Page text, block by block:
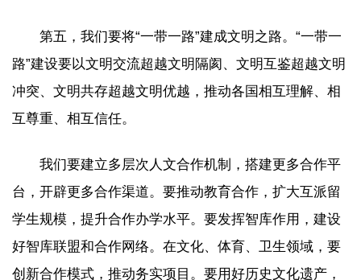
第五，我们要将“一带一路”建成文明之路。“一带一
路”建设要以文明交流超越文明隔阂、文明互鉴超越文明
冲突、文明共存超越文明优越，推动各国相互理解、相
互尊重、相互信任。
我们要建立多层次人文合作机制，搭建更多合作平
台，开辟更多合作渠道。要推动教育合作，扩大互派留
学生规模，提升合作办学水平。要发挥智库作用，建设
好智库联盟和合作网络。在文化、体育、卫生领域，要
创新合作模式，推动务实项目。要用好历史文化遗产，